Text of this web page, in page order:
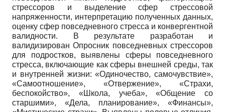
стрессоров и выделение сфер стрессовой
напряженности, интерпретацию полученных данных,
оценку сфер повседневного стресса и конвергентной
валидности. В результате разработан и
валидизирован Опросник повседневных стрессоров
для подростков, выявлены сферы повседневного
стресса, включающие как сферы внешней среды, так
и внутренней жизни: «Одиночество, самочувствие»,
«Самоотношение», «Отвержение», «Страхи,
беспокойство», «Школа, учеба», «Общение со
старшими», «Дела, планирование», «Финансы»,